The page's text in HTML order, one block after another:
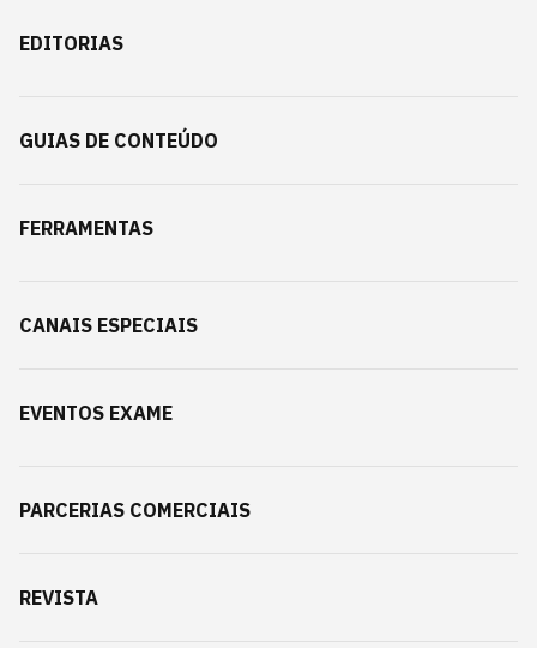
EDITORIAS
GUIAS DE CONTEÚDO
FERRAMENTAS
CANAIS ESPECIAIS
EVENTOS EXAME
PARCERIAS COMERCIAIS
REVISTA